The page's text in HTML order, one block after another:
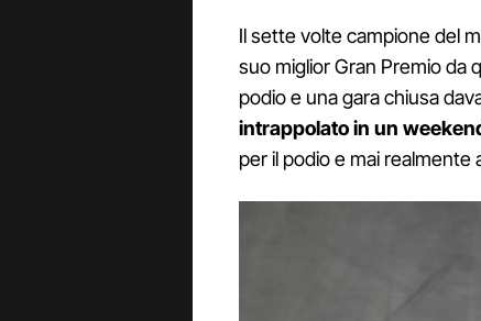
Il sette volte campione del
suo miglior Gran Premio da
podio e una gara chiusa
intrappolato in un
per il podio e mai realmente